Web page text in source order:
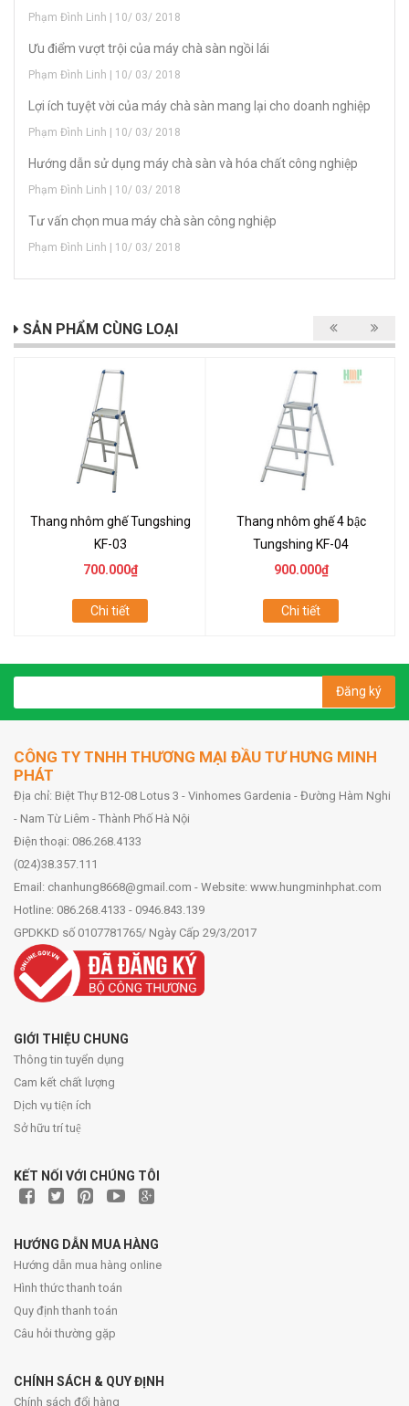
Phạm Đình Linh | 10/ 03/ 2018
Ưu điểm vượt trội của máy chà sàn ngồi lái
Phạm Đình Linh | 10/ 03/ 2018
Lợi ích tuyệt vời của máy chà sàn mang lại cho doanh nghiệp
Phạm Đình Linh | 10/ 03/ 2018
Hướng dẫn sử dụng máy chà sàn và hóa chất công nghiệp
Phạm Đình Linh | 10/ 03/ 2018
Tư vấn chọn mua máy chà sàn công nghiệp
Phạm Đình Linh | 10/ 03/ 2018
SẢN PHẨM CÙNG LOẠI
Thang nhôm ghế Tungshing
KF-03
700.000₫
Chi tiết
Thang nhôm ghế 4 bậc
Tungshing KF-04
900.000₫
Chi tiết
Đăng ký
CÔNG TY TNHH THƯƠNG MẠI ĐẦU TƯ HƯNG MINH
PHÁT
Địa chỉ: Biệt Thự B12-08 Lotus 3 - Vinhomes Gardenia - Đường Hàm Nghi
- Nam Từ Liêm - Thành Phố Hà Nội
Điện thoại: 086.268.4133
(024)38.357.111
Email: chanhung8668@gmail.com - Website: www.hungminhphat.com
Hotline: 086.268.4133 - 0946.843.139
GPDKKD số 0107781765/ Ngày Cấp 29/3/2017
GIỚI THIỆU CHUNG
Thông tin tuyển dụng
Cam kết chất lượng
Dịch vụ tiện ích
Sở hữu trí tuệ
KẾT NỐI VỚI CHÚNG TÔI
HƯỚNG DẪN MUA HÀNG
Hướng dẫn mua hàng online
Hình thức thanh toán
Quy định thanh toán
Câu hỏi thường gặp
CHÍNH SÁCH & QUY ĐỊNH
Chính sách đổi hàng